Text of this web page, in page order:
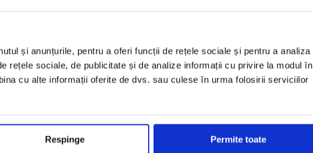
și anunțurile, pentru a oferi funcții de rețele sociale și pentru a analiza
rețele sociale, de publicitate și de analize informații cu privire la modul în
cu alte informații oferite de dvs. sau culese în urma folosirii serviciilor
Respinge Permite toate